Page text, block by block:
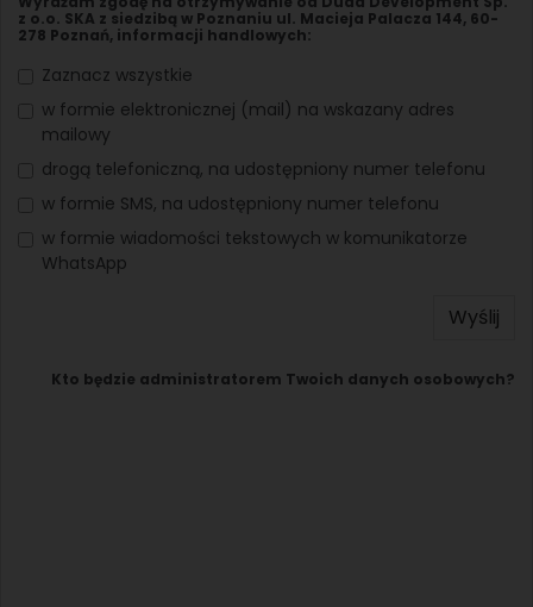
z o.o. SKA z siedzibą w Poznaniu ul. Macieja Palacza 144, 60-
278 Poznań, informacji handlowych:
Zaznacz wszystkie
w formie elektronicznej (mail) na wskazany adres
mailowy
drogą telefoniczną, na udostępniony numer telefonu
w formie SMS, na udostępniony numer telefonu
w formie wiadomości tekstowych w komunikatorze
WhatsApp
Wyślij
Kto będzie administratorem Twoich danych osobowych?